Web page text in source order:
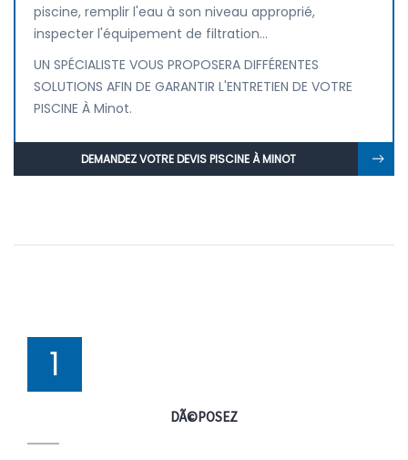
piscine, remplir l'eau à son niveau approprié,
inspecter l'équipement de filtration...
UN SPÉCIALISTE VOUS PROPOSERA DIFFÉRENTES
SOLUTIONS AFIN DE GARANTIR L'ENTRETIEN DE VOTRE
PISCINE À Minot.
DEMANDEZ VOTRE DEVIS PISCINE À MINOT
1
DÃ©POSEZ